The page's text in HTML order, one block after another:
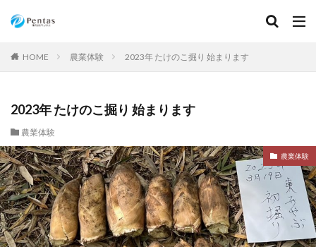
HOME 農業体験 2023年 たけのこ掘り 始まります
2023年 たけのこ掘り 始まります
農業体験
農業体験